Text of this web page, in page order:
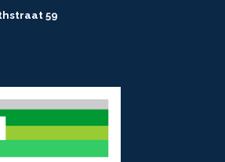
59